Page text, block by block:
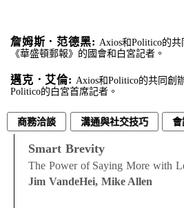
詹姆斯．范德黑: Axios和Politico的
《華盛頓郵報》的國會和白宮記者。
邁克．艾倫: Axios和Politico的共同創
Politico的白宮首席記者。
商務洽談 溝通與社交技巧 會
Smart Brevity
The Power of Saying More with
Jim VandeHei, Mike Allen